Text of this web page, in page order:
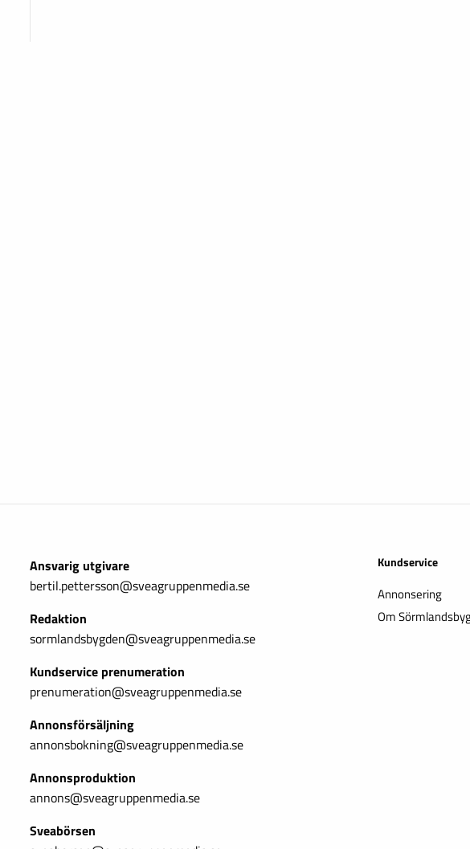
Ansvarig utgivare
bertil.pettersson@sveagruppenmedia.se
Redaktion
sormlandsbygden@sveagruppenmedia.se
Kundservice prenumeration
prenumeration@sveagruppenmedia.se
Annonsförsäljning
annonsbokning@sveagruppenmedia.se
Annonsproduktion
annons@sveagruppenmedia.se
Sveabörsen
Kundservice
Annonsering
Om